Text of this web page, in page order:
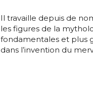
Il travaille depuis de
les figures de la
fondamentales et plus
dans l’invention du